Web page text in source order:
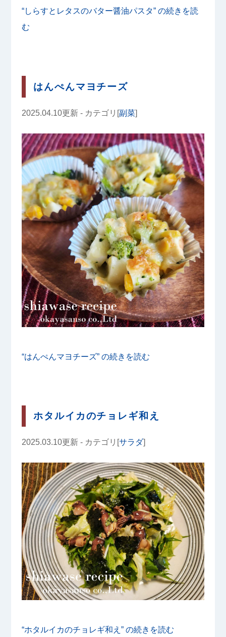
“しらすとレタスのバター醤油パスタ” の続きを読
む
はんぺんマヨチーズ
2025.04.10更新 - カテゴリ[副菜]
“はんぺんマヨチーズ” の続きを読む
ホタルイカのチョレギ和え
2025.03.10更新 - カテゴリ[サラダ]
“ホタルイカのチョレギ和え” の続きを読む